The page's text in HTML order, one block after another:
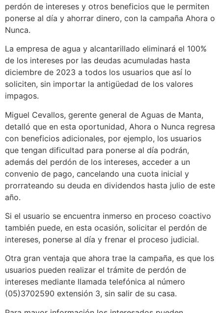
perdón de intereses y otros beneficios que le permiten
ponerse al día y ahorrar dinero, con la campaña Ahora o
Nunca.
La empresa de agua y alcantarillado eliminará el 100%
de los intereses por las deudas acumuladas hasta
diciembre de 2023 a todos los usuarios que así lo
soliciten, sin importar la antigüedad de los valores
impagos.
Miguel Cevallos, gerente general de Aguas de Manta,
detalló que en esta oportunidad, Ahora o Nunca regresa
con beneficios adicionales, por ejemplo, los usuarios
que tengan dificultad para ponerse al día podrán,
además del perdón de los intereses, acceder a un
convenio de pago, cancelando una cuota inicial y
prorrateando su deuda en dividendos hasta julio de este
año.
Si el usuario se encuentra inmerso en proceso coactivo
también puede, en esta ocasión, solicitar el perdón de
intereses, ponerse al día y frenar el proceso judicial.
Otra gran ventaja que ahora trae la campaña, es que los
usuarios pueden realizar el trámite de perdón de
intereses mediante llamada telefónica al número
(05)3702590 extensión 3, sin salir de su casa.